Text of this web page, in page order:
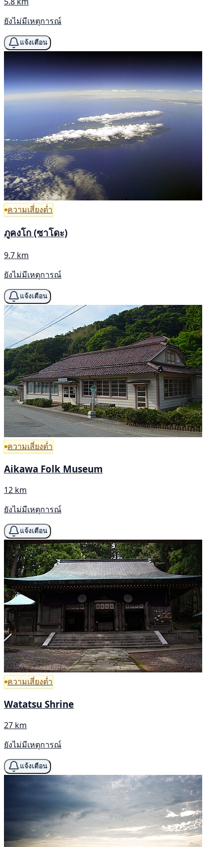
ยังไม่มีเหตุการณ์
แจ้งเตือน
ความเสี่ยงต่ำ
ภูคงโก (ซาโดะ)
9.7 km
ยังไม่มีเหตุการณ์
แจ้งเตือน
ความเสี่ยงต่ำ
Aikawa Folk Museum
12 km
ยังไม่มีเหตุการณ์
แจ้งเตือน
ความเสี่ยงต่ำ
Watatsu Shrine
27 km
ยังไม่มีเหตุการณ์
แจ้งเตือน